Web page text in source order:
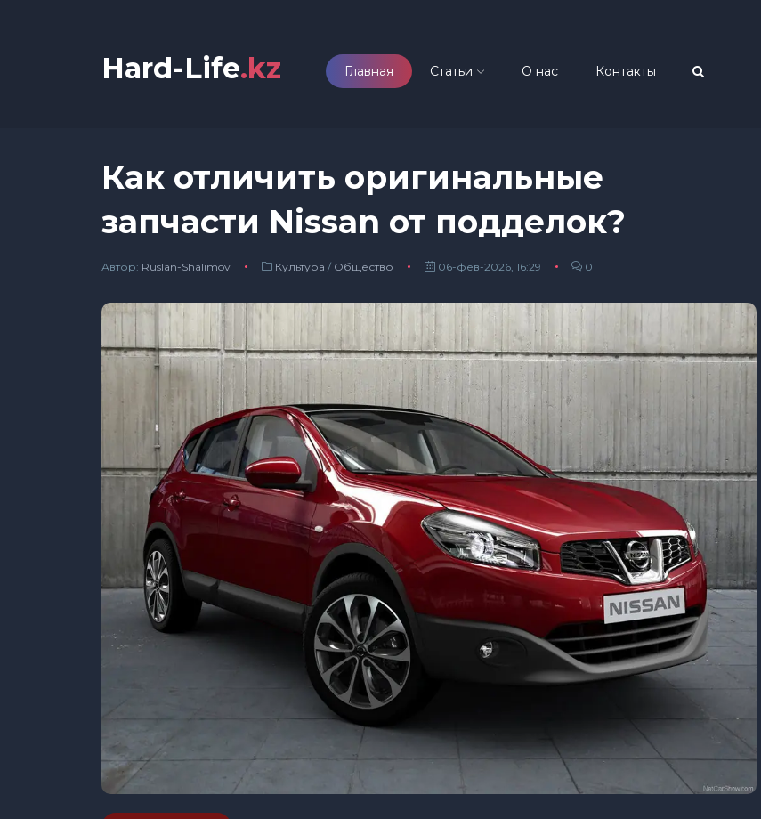
Hard-Life.kz Главная Статьи О нас Контакты
Как отличить оригинальные
запчасти Nissan от подделок?
Автор: Ruslan-Shalimov Культура / Общество 06-фев-2026, 16:29 0